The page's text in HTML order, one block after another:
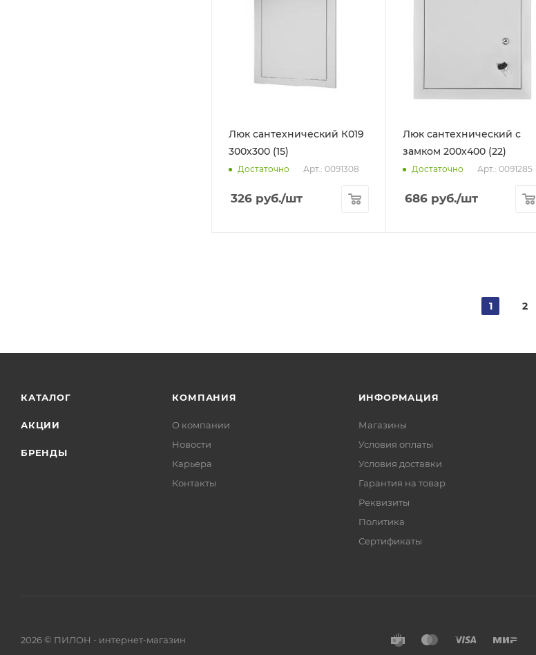
Люк сантехнический К019
300х300 (15)
Достаточно Арт.: 0091308
326 руб./шт
Люк сантехнический с
замком 200х400 (22)
Достаточно Арт.: 0091285
686руб./шт
1 2
КАТАЛОГ
АКЦИИ
БРЕНДЫ
КОМПАНИЯ
О компании
Новости
Карьера
Контакты
ИНФОРМАЦИЯ
Магазины
Условия оплаты
Условия доставки
Гарантия на товар
Реквизиты
Политика
Сертификаты
2026 © ПИЛОН - интернет-магазин